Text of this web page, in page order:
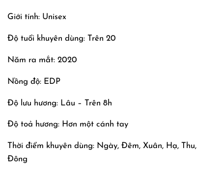
Giới tính: Unisex
Độ tuổi khuyên dùng: Trên 20
Năm ra mắt: 2020
Nồng độ: EDP
Độ lưu hương: Lâu – Trên 8h
Độ toả hương: Hơn một cánh tay
Thời điểm khuyên dùng: Ngày, Đêm, Xuân, Hạ, Thu,
Đông